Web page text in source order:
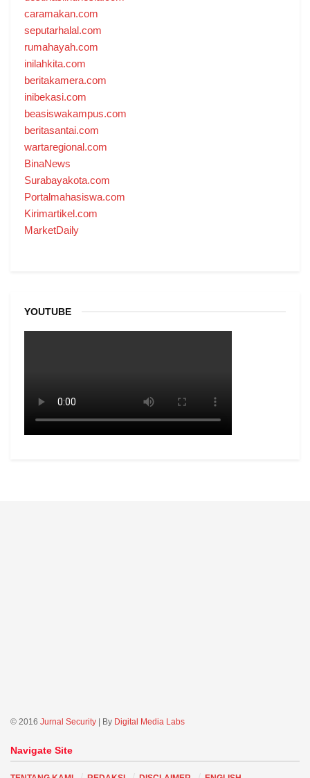
caramakan.com
seputarhalal.com
rumahayah.com
inilahkita.com
beritakamera.com
inibekasi.com
beasiswakampus.com
beritasantai.com
wartaregional.com
BinaNews
Surabayakota.com
Portalmahasiswa.com
Kirimartikel.com
MarketDaily
YOUTUBE
© 2016 Jurnal Security | By Digital Media Labs
Navigate Site